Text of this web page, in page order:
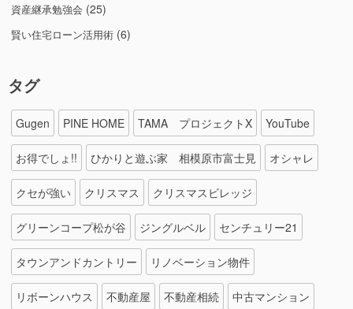
資産継承勉強会 (25)
賢い住宅ローン活用術 (6)
タグ
Gugen PINE HOME TAMA プロジェクトX YouTube
お得でしょ!! ひかりと遊ぶ家 相模原市富士見 オシャレ
クセが強い クリスマス クリスマスビレッジ
グリーンコープ松が谷 ジングルベル センチュリー21
タウンアンドカントリー リノベーション物件
リボーンハウス 不動産屋 不動産相続 中古マンション